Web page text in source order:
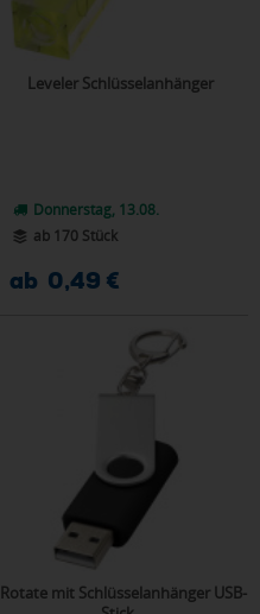
Leveler Schlüsselanhänger
Donnerstag, 13.08.
ab 170 Stück
ab 0,49 €
Rotate mit Schlüsselanhänger USB-